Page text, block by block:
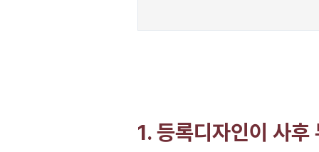
1. 등록디자인이 사